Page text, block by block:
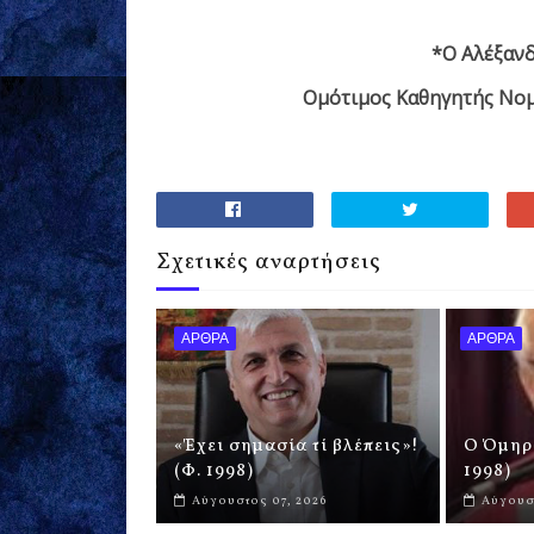
*O
Ομότιμος Καθηγητής
Σχετικές αναρτήσεις
ΑΡΘΡΑ
«Έχει σημασία τί βλέπεις»!
(Φ. 1998)
Αύγουστος 07, 2026
ΑΡΘΡΑ
Ο
1998)